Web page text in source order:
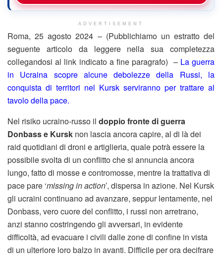
ADVERTISEMENT
Roma, 25 agosto 2024 – (Pubblichiamo un estratto del
seguente articolo da leggere nella sua completezza
collegandosi al link indicato a fine paragrafo) – La guerra
in Ucraina scopre alcune debolezze della Russi, la
conquista di territori nel Kursk serviranno per trattare al
tavolo della pace.
Nel risiko ucraino-russo il doppio fronte di guerra
Donbass e Kursk non lascia ancora capire, al di là dei
raid quotidiani di droni e artiglieria, quale potrà essere la
possibile svolta di un conflitto che si annuncia ancora
lungo, fatto di mosse e contromosse, mentre la trattativa di
pace pare ‘missing in action’, dispersa in azione. Nel Kursk
gli ucraini continuano ad avanzare, seppur lentamente, nel
Donbass, vero cuore del conflitto, i russi non arretrano,
anzi stanno costringendo gli avversari, in evidente
difficoltà, ad evacuare i civili dalle zone di confine in vista
di un ulteriore loro balzo in avanti. Difficile per ora decifrare